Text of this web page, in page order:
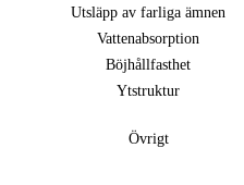
Utsläpp av farliga ämnen
Vattenabsorption
Böjhållfasthet
Ytstruktur
Övrigt